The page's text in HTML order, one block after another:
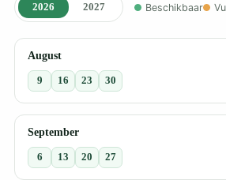
2026 2027 Beschikbaar
August
9 16 23 30
September
6 13 20 27